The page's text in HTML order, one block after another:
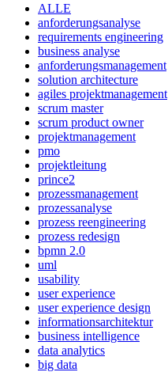
ALLE
anforderungsanalyse
requirements engineering
business analyse
anforderungsmanagement
solution architecture
agiles projektmanagement
scrum master
scrum product owner
projektmanagement
pmo
projektleitung
prince2
prozessmanagement
prozessanalyse
prozess reengineering
prozess redesign
bpmn 2.0
uml
usability
user experience
user experience design
informationsarchitektur
business intelligence
data analytics
big data